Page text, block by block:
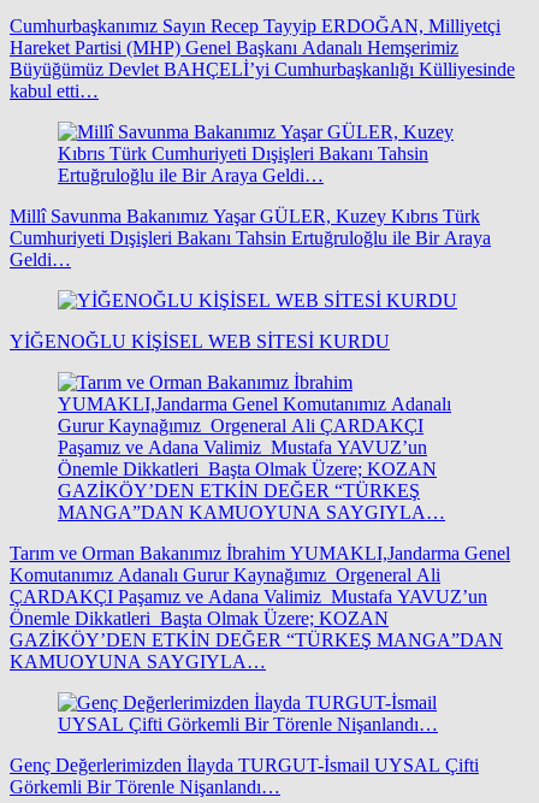
Cumhurbaşkanımız Sayın Recep Tayyip ERDOĞAN, Milliyetçi
Hareket Partisi (MHP) Genel Başkanı Adanalı Hemşerimiz
Büyüğümüz Devlet BAHÇELİ’yi Cumhurbaşkanlığı Külliyesinde
kabul etti…
Millî Savunma Bakanımız Yaşar GÜLER, Kuzey Kıbrıs Türk
Cumhuriyeti Dışişleri Bakanı Tahsin Ertuğruloğlu ile Bir Araya
Geldi…
YİĞENOĞLU KİŞİSEL WEB SİTESİ KURDU
Tarım ve Orman Bakanımız İbrahim YUMAKLI,Jandarma Genel
Komutanımız Adanalı Gurur Kaynağımız Orgeneral Ali
ÇARDAKÇI Paşamız ve Adana Valimiz Mustafa YAVUZ’un
Önemle Dikkatleri Başta Olmak Üzere; KOZAN
GAZİKÖY’DEN ETKİN DEĞER “TÜRKEŞ MANGA”DAN
KAMUOYUNA SAYGIYLA…
Genç Değerlerimizden İlayda TURGUT-İsmail UYSAL Çifti
Görkemli Bir Törenle Nişanlandı…